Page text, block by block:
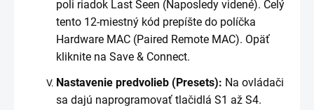
poli riadok Last Seen (Naposledy videné). Celý
tento 12-miestný kód prepíšte do políčka
Hardware MAC (Paired Remote MAC). Opäť
kliknite na Save & Connect.
Nastavenie predvolieb (Presets): Na ovládači
sa dajú naprogramovať tlačidlá S1 až S4.